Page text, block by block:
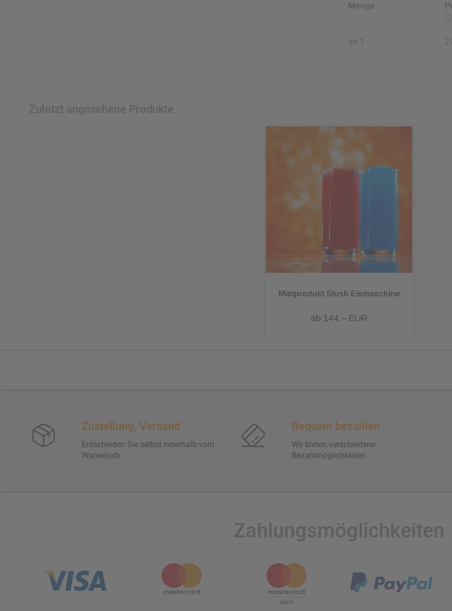
Menge
ab 1
Zuletzt angesehene Produkte
Mietprodukt Slush Eismaschine
ab 144,– EUR
Zustellung, Versand
Entscheiden Sie selbst innerhalb vom
Warenkorb.
Bequem bezahlen
Wir bieten verschiedene
Bezahlmöglichkeiten.
Zahlungsmöglichkeiten